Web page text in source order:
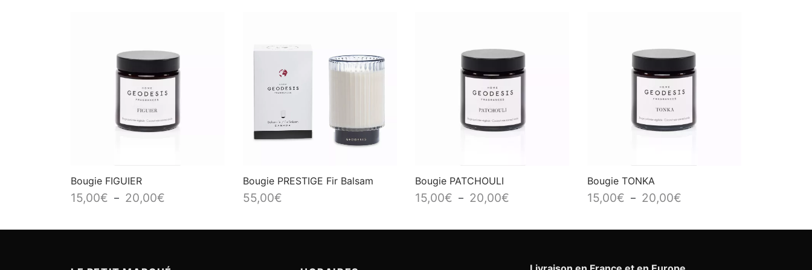
Bougie FIGUIER
15,00€ – 20,00€
Bougie PRESTIGE Fir Balsam
55,00€
Bougie PATCHOULI
15,00€ – 20,00€
Bougie TONKA
15,00€ – 20,00€